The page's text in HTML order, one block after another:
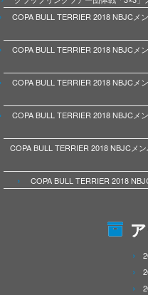
COPA BULL TERRIER 2018 NBJCメ
COPA BULL TERRIER 2018 NBJCメ
COPA BULL TERRIER 2018 NBJCメ
COPA BULL TERRIER 2018 NBJCメ
COPA BULL TERRIER 2018 NBJCメ
COPA BULL TERRIER 2018